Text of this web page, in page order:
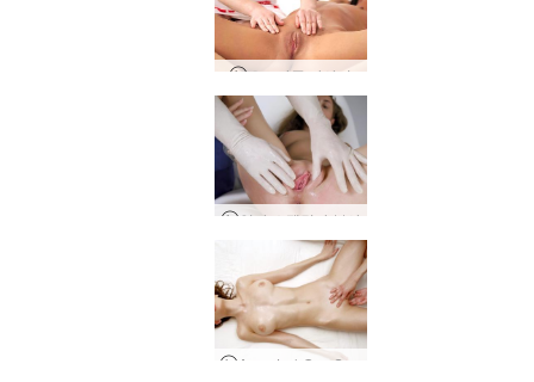
오르가즘 마사지
잉가 스팽킹과 분사
Anna L과 Gea Sensitive Sensual Massage